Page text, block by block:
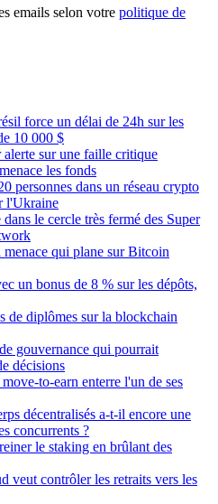
emails selon votre politique de
force un délai de 24h sur les
10 000 $
sur une faille critique
les fonds
personnes dans un réseau crypto
l'Ukraine
le cercle très fermé des Super
qui plane sur Bitcoin
un bonus de 8 % sur les dépôts,
de diplômes sur la blockchain
gouvernance qui pourrait
décisions
to-earn enterre l'un de ses
décentralisés a-t-il encore une
concurrents ?
le staking en brûlant des
veut contrôler les retraits vers les